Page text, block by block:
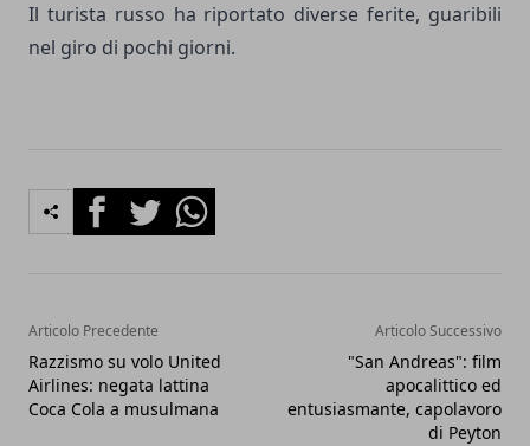
Il turista russo ha riportato diverse ferite, guaribili
nel giro di pochi giorni.
FacebookTwitterWhatsapp
Articolo Precedente
Razzismo su volo United
Airlines: negata lattina
Coca Cola a musulmana
Articolo Successivo
"San Andreas": film
apocalittico ed
entusiasmante, capolavoro
di Peyton